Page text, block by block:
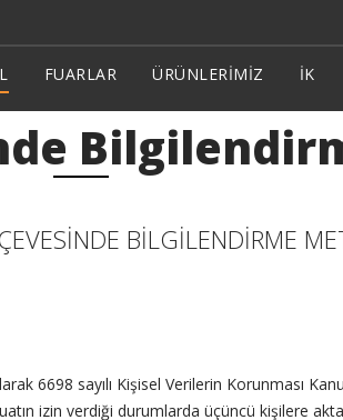
FUARLAR ÜRÜNLERİMİZ İK
BİLGİLENDİRME
6698 sayılı Kişisel Verilerin Korunması
izin verdiği durumlarda üçüncü kişilere